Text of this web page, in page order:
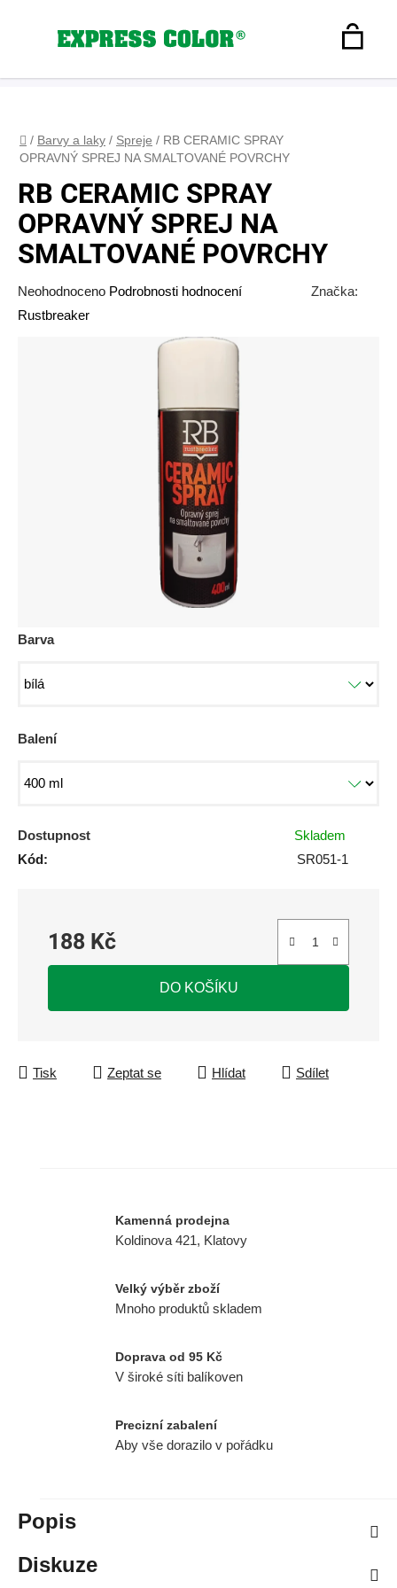
Hledat
Domů
/ Barvy a laky / Spreje / RB CERAMIC SPRAY
OPRAVNÝ SPREJ NA SMALTOVANÉ POVRCHY
Barva
Balení
Dostupnost
Skladem
Kód:
SR051-1
188 Kč
Měrná cena:
DO KOŠÍKU
Tisk Zeptat se Hlídat Sdílet
RB CERAMIC SPRAY
OPRAVNÝ SPREJ NA
SMALTOVANÉ POVRCHY
Průměrné
hodnocení
Neohodnoceno Podrobnosti hodnocení
Značka:
Rustbreaker
Kamenná prodejna
Koldinova 421, Klatovy
Velký výběr zboží
Mnoho produktů skladem
Doprava od 95 Kč
V široké síti balíkoven
Precizní zabalení
Aby vše dorazilo v pořádku
Popis
Diskuze